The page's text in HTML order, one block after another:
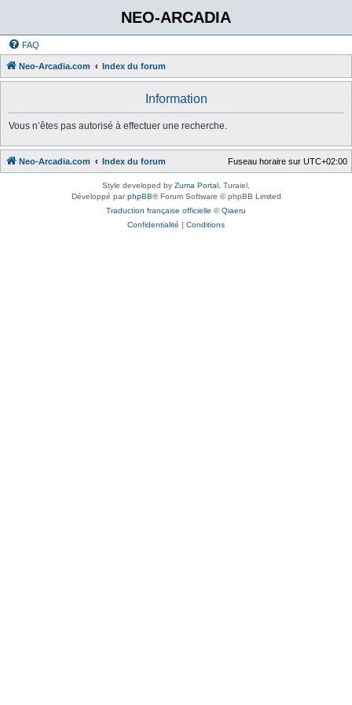
NEO-ARCADIA
FAQ
Neo-Arcadia.com Index du forum
Information
Vous n’êtes pas autorisé à effectuer une recherche.
Neo-Arcadia.com Index du forum Fuseau horaire sur UTC+02:00
Style developed by Zuma Portal , Turaiel,
Développé parphpBB® Forum Software © phpBB Limited
Traduction française officielle ©Qiaeru
Confidentialité | Conditions